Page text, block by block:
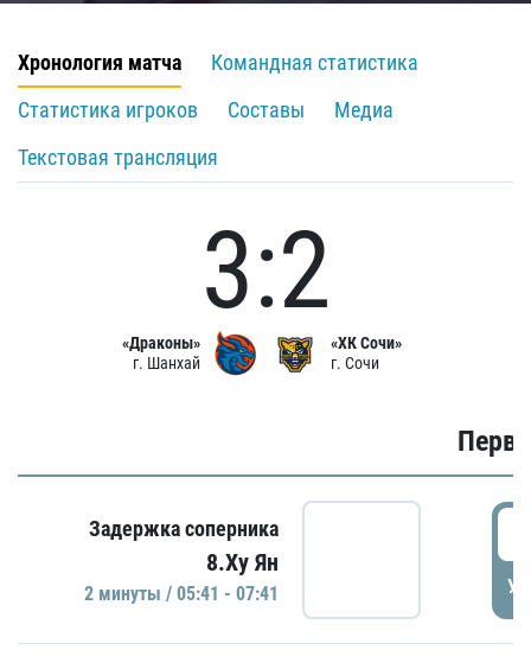
Хронология матча
Командная статистика
Статистика игроков
Составы
Медиа
Текстовая трансляция
«Драконы»
г. Шанхай
3:2
«ХК Сочи»
г. Сочи
Задержка соперника
8.Ху Ян
2 минуты / 05:41 - 07:41